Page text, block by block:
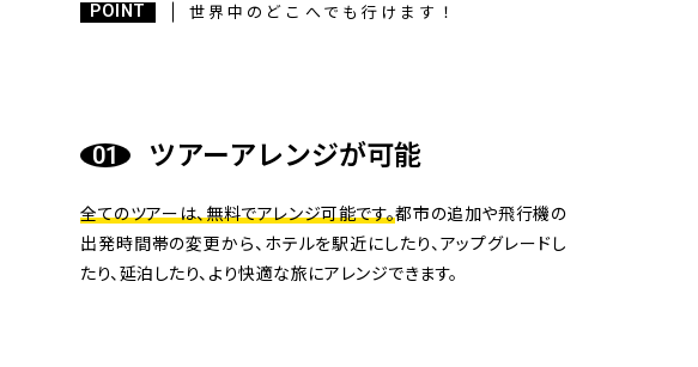
POINT 世界中のどこへでも行けます！
ツアーアレンジが可能
全てのツアーは、無料でアレンジ可能です。都市の追加や飛行機の
出発時間帯の変更から、ホテルを駅近にしたり、アップグレードし
たり、延泊したり、より快適な旅にアレンジできます。